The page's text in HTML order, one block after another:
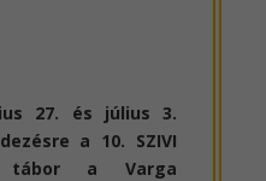
27. és július 3.
a 10. SZIVI
tábor a Varga